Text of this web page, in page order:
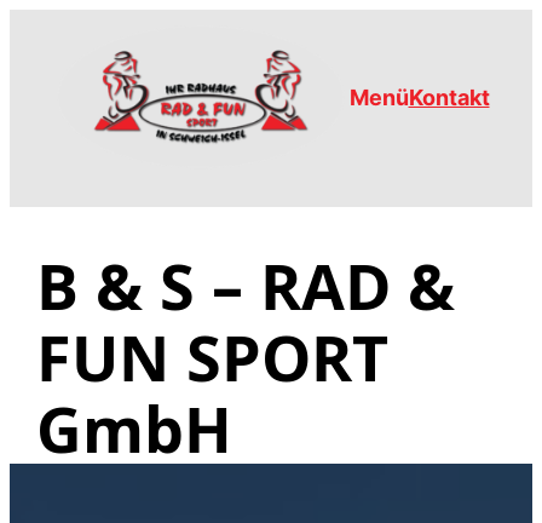
MenüKontakt
B & S – RAD &
FUN SPORT
GmbH